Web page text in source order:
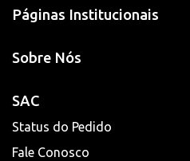
Páginas Institucionais
Sobre Nós
SAC
Status do Pedido
Fale Conosco